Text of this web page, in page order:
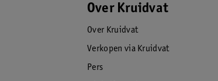
Over Kruidvat
Over Kruidvat
Verkopen via Kruidvat
Pers